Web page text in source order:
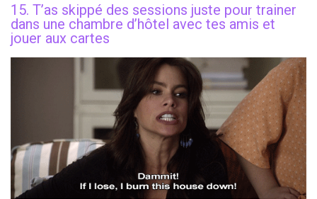
15. T’as skippé des sessions juste pour trainer
dans une chambre d’hôtel avec tes amis et
jouer aux cartes